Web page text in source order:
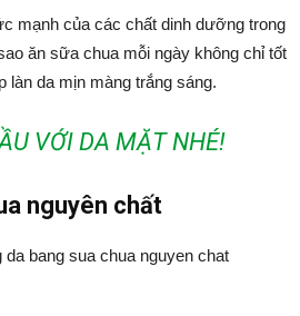
mạnh của các chất dinh dưỡng trong
ăn sữa chua mỗi ngày không chỉ tốt
làn da mịn màng trắng sáng.
VỚI DA MẶT NHÉ!
nguyên chất